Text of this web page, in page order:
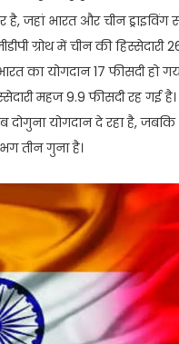
जहां भारत और चीन ड्राइविंग
ग्रोथ में चीन की
का योगदान 17 फीसदी हो
महज 9.9 फीसदी रह गई
दोगुना योगदान दे रहा है, जबकि
तीन गुना है।